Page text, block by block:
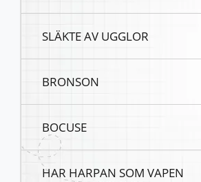
SLÄKTE AV UGGLOR
BRONSON
BOCUSE
HAR HARPAN SOM VAPEN